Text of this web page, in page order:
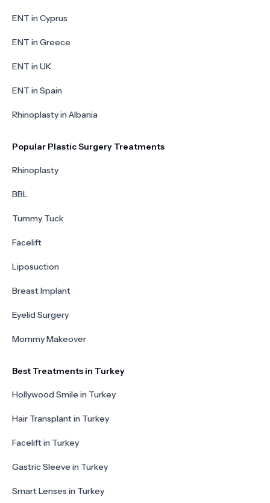
ENT in Cyprus
ENT in Greece
ENT in UK
ENT in Spain
Rhinoplasty in Albania
Popular Plastic Surgery Treatments
Rhinoplasty
BBL
Tummy Tuck
Facelift
Liposuction
Breast Implant
Eyelid Surgery
Mommy Makeover
Best Treatments in Turkey
Hollywood Smile in Turkey
Hair Transplant in Turkey
Facelift in Turkey
Gastric Sleeve in Turkey
Smart Lenses in Turkey